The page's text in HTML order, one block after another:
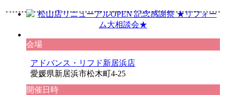
会場
アドバンス・リフド新居浜店
愛媛県新居浜市松木町4-25
開催日時